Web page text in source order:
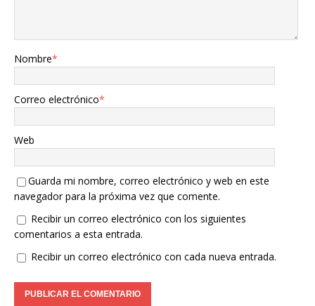
Nombre*
Correo electrónico*
Web
Guarda mi nombre, correo electrónico y web en este
navegador para la próxima vez que comente.
Recibir un correo electrónico con los siguientes
comentarios a esta entrada.
Recibir un correo electrónico con cada nueva entrada.